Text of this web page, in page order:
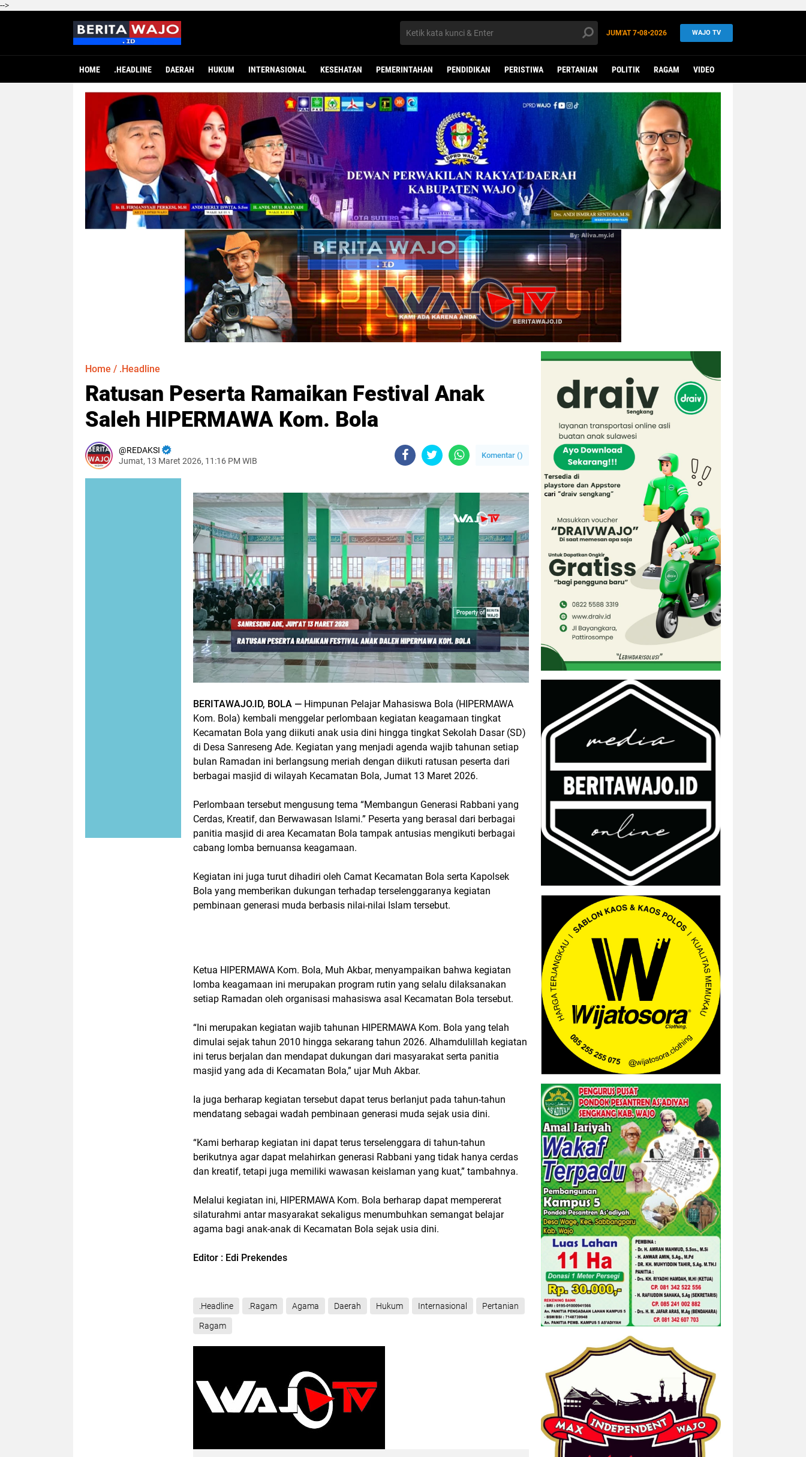
-->
JUM'AT7•08•2026 WAJO TV
HOME .HEADLINE DAERAH HUKUM INTERNASIONAL KESEHATAN PEMERINTAHAN PENDIDIKAN PERISTIWA PERTANIAN POLITIK RAGAM VIDEO
Home / .Headline
Ratusan Peserta Ramaikan Festival Anak
Saleh HIPERMAWA Kom. Bola
REDAKSI
Jumat, 13 Maret 2026, 11:16 PM WIB
Komentar ()
BERITAWAJO.ID, BOLA — Himpunan Pelajar Mahasiswa Bola (HIPERMAWA
Kom. Bola) kembali menggelar perlombaan kegiatan keagamaan tingkat
Kecamatan Bola yang diikuti anak usia dini hingga tingkat Sekolah Dasar (SD)
di Desa Sanreseng Ade. Kegiatan yang menjadi agenda wajib tahunan setiap
bulan Ramadan ini berlangsung meriah dengan diikuti ratusan peserta dari
berbagai masjid di wilayah Kecamatan Bola, Jumat 13 Maret 2026.
Perlombaan tersebut mengusung tema “Membangun Generasi Rabbani yang
Cerdas, Kreatif, dan Berwawasan Islami.” Peserta yang berasal dari berbagai
panitia masjid di area Kecamatan Bola tampak antusias mengikuti berbagai
cabang lomba bernuansa keagamaan.
Kegiatan ini juga turut dihadiri oleh Camat Kecamatan Bola serta Kapolsek
Bola yang memberikan dukungan terhadap terselenggaranya kegiatan
pembinaan generasi muda berbasis nilai-nilai Islam tersebut.
Ketua HIPERMAWA Kom. Bola, Muh Akbar, menyampaikan bahwa kegiatan
lomba keagamaan ini merupakan program rutin yang selalu dilaksanakan
setiap Ramadan oleh organisasi mahasiswa asal Kecamatan Bola tersebut.
“Ini merupakan kegiatan wajib tahunan HIPERMAWA Kom. Bola yang telah
dimulai sejak tahun 2010 hingga sekarang tahun 2026. Alhamdulillah kegiatan
ini terus berjalan dan mendapat dukungan dari masyarakat serta panitia
masjid yang ada di Kecamatan Bola,” ujar Muh Akbar.
Ia juga berharap kegiatan tersebut dapat terus berlanjut pada tahun-tahun
mendatang sebagai wadah pembinaan generasi muda sejak usia dini.
“Kami berharap kegiatan ini dapat terus terselenggara di tahun-tahun
berikutnya agar dapat melahirkan generasi Rabbani yang tidak hanya cerdas
dan kreatif, tetapi juga memiliki wawasan keislaman yang kuat,” tambahnya.
Melalui kegiatan ini, HIPERMAWA Kom. Bola berharap dapat mempererat
silaturahmi antar masyarakat sekaligus menumbuhkan semangat belajar
agama bagi anak-anak di Kecamatan Bola sejak usia dini.
Editor : Edi Prekendes
.Headline .Ragam Agama Daerah Hukum Internasional Pertanian
Ragam